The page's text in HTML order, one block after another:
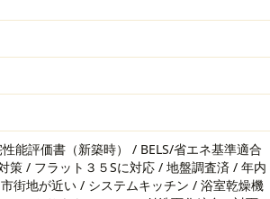
能評価書（新築時） / BELS/省エネ基準適合
策 / フラット３５Sに対応 / 地盤調査済 / 年内
街地が近い / システムキッチン / 浴室乾燥機